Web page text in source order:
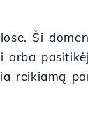
Ši
arba
reikiamą